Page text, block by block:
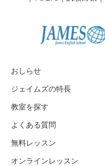
おしらせ
ジェイムズの特長
教室を探す
よくある質問
無料レッスン
オンラインレッスン